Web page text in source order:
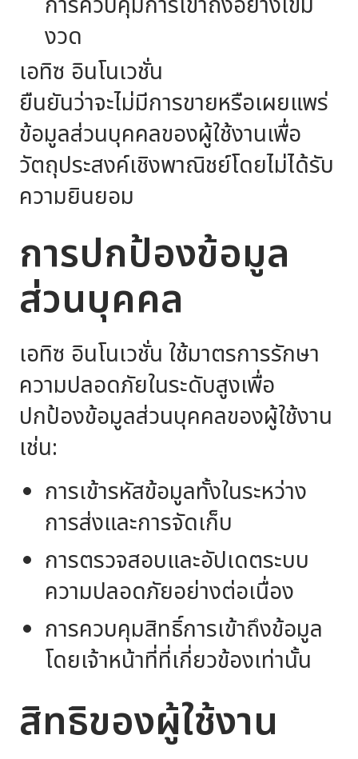
งวด
เอทิซ อินโนเวชั่น
ยืนยันว่าจะไม่มีการขายหรือเผยแพร่
ข้อมูลส่วนบุคคลของผู้ใช้งานเพื่อ
วัตถุประสงค์เชิงพาณิชย์โดยไม่ได้รับ
ความยินยอม
การปกป้องข้อมูล
ส่วนบุคคล
เอทิซ อินโนเวชั่น ใช้มาตรการรักษา
ความปลอดภัยในระดับสูงเพื่อ
ปกป้องข้อมูลส่วนบุคคลของผู้ใช้งาน
เช่น:
การเข้ารหัสข้อมูลทั้งในระหว่าง
การส่งและการจัดเก็บ
การตรวจสอบและอัปเดตระบบ
ความปลอดภัยอย่างต่อเนื่อง
การควบคุมสิทธิ์การเข้าถึงข้อมูล
โดยเจ้าหน้าที่ที่เกี่ยวข้องเท่านั้น
สิทธิของผู้ใช้งาน